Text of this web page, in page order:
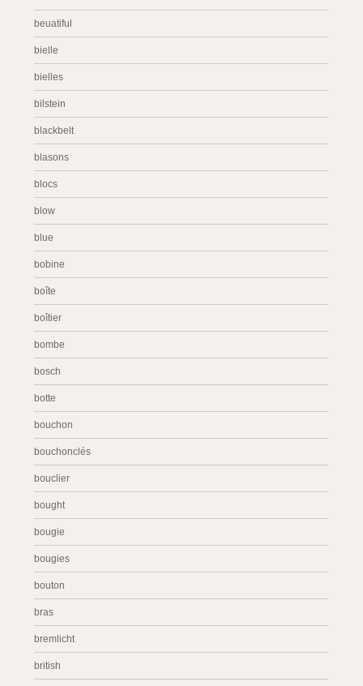
beuatiful
bielle
bielles
bilstein
blackbelt
blasons
blocs
blow
blue
bobine
boîte
boîtier
bombe
bosch
botte
bouchon
bouchonclés
bouclier
bought
bougie
bougies
bouton
bras
bremlicht
british